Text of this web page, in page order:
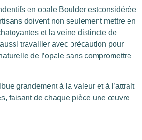
en opale Boulder estconsidérée
doivent non seulement mettre en
et la veine distincte de
travailler avec précaution pour
de l’opale sans compromettre
grandement à la valeur et à l’attrait
faisant de chaque pièce une œuvre